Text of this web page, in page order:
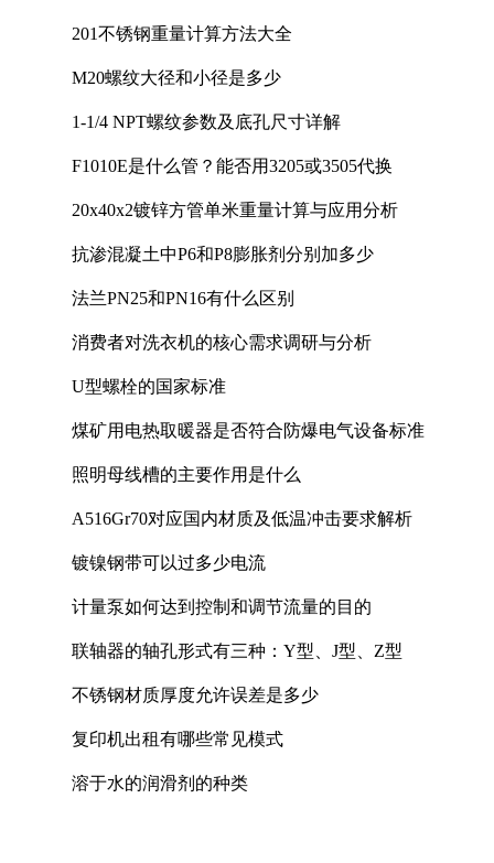
201不锈钢重量计算方法大全
M20螺纹大径和小径是多少
1-1/4 NPT螺纹参数及底孔尺寸详解
F1010E是什么管？能否用3205或3505代换
20x40x2镀锌方管单米重量计算与应用分析
抗渗混凝土中P6和P8膨胀剂分别加多少
法兰PN25和PN16有什么区别
消费者对洗衣机的核心需求调研与分析
U型螺栓的国家标准
煤矿用电热取暖器是否符合防爆电气设备标准
照明母线槽的主要作用是什么
A516Gr70对应国内材质及低温冲击要求解析
镀镍钢带可以过多少电流
计量泵如何达到控制和调节流量的目的
联轴器的轴孔形式有三种：Y型、J型、Z型
不锈钢材质厚度允许误差是多少
复印机出租有哪些常见模式
溶于水的润滑剂的种类